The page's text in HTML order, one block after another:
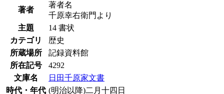
著者
著者名
千原幸右衛門より
主題
14 書状
カテゴリ
歴史
所蔵場所
記録資料館
所在記号
4292
文庫名
日田千原家文書
時代・年代 (明治以降)二月十四日